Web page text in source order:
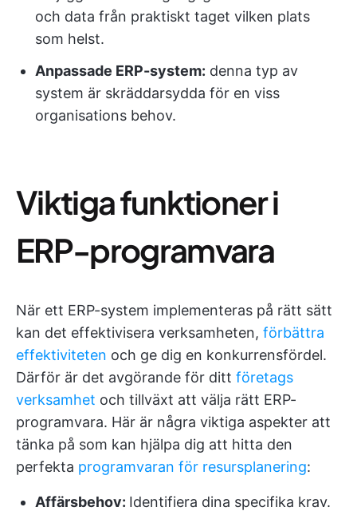
och data från praktiskt taget vilken plats
som helst.
Anpassade ERP-system: denna typ av
system är skräddarsydda för en viss
organisations behov.
Viktiga funktioner i
ERP-programvara
När ett ERP-system implementeras på rätt sätt
kan det effektivisera verksamheten, förbättra
effektiviteten och ge dig en konkurrensfördel.
Därför är det avgörande för ditt företags
verksamhet och tillväxt att välja rätt ERP-
programvara. Här är några viktiga aspekter att
tänka på som kan hjälpa dig att hitta den
perfekta programvaran för resursplanering:
Affärsbehov: Identifiera dina specifika krav.